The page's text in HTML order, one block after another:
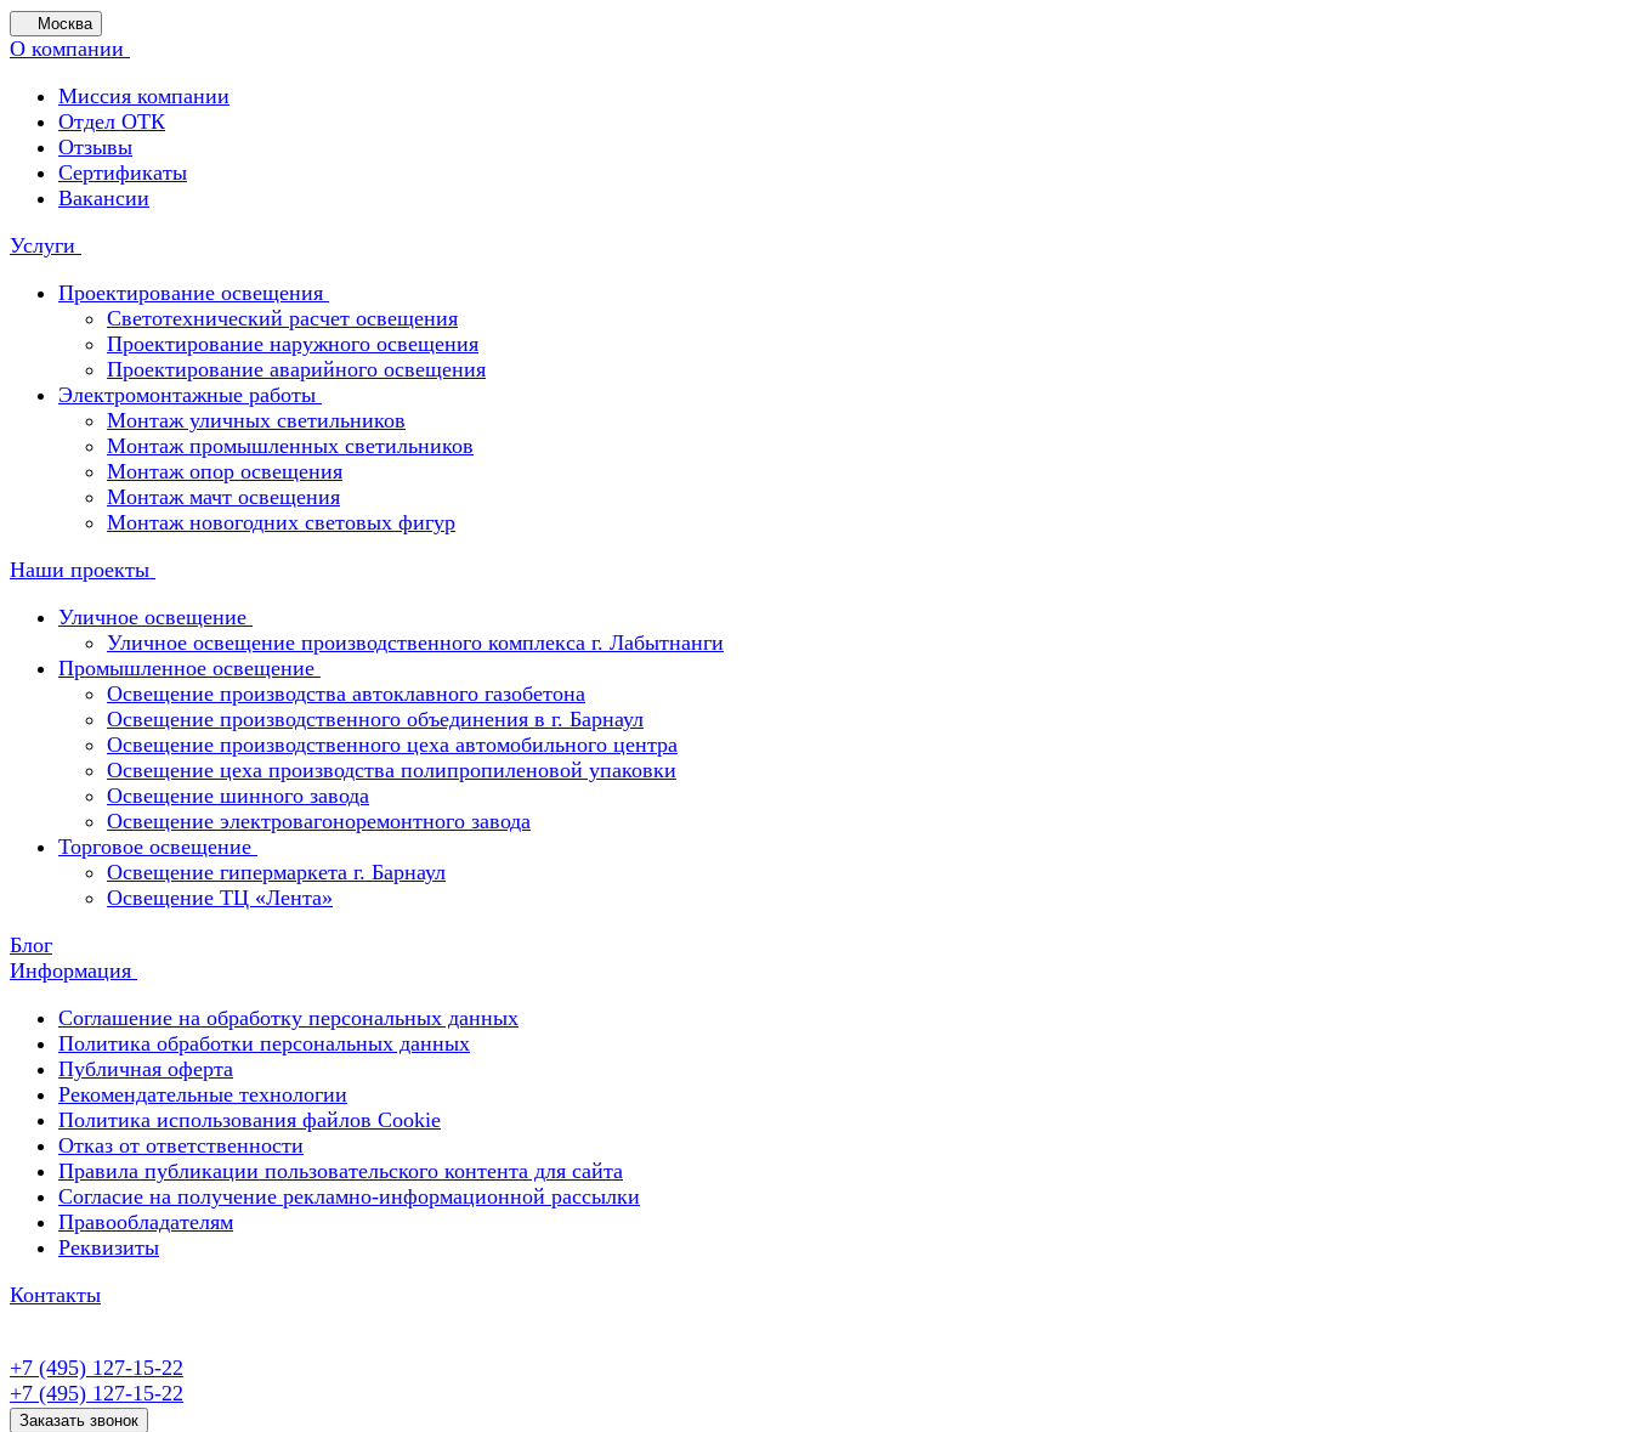
Москва
О компании
Миссия компании
Отдел ОТК
Отзывы
Сертификаты
Вакансии
Услуги
Проектирование освещения
Светотехнический расчет освещения
Проектирование наружного освещения
Проектирование аварийного освещения
Электромонтажные работы
Монтаж уличных светильников
Монтаж промышленных светильников
Монтаж опор освещения
Монтаж мачт освещения
Монтаж новогодних световых фигур
Наши проекты
Уличное освещение
Уличное освещение производственного комплекса г. Лабытнанги
Промышленное освещение
Освещение производства автоклавного газобетона
Освещение производственного объединения в г. Барнаул
Освещение производственного цеха автомобильного центра
Освещение цеха производства полипропиленовой упаковки
Освещение шинного завода
Освещение электровагоноремонтного завода
Торговое освещение
Освещение гипермаркета г. Барнаул
Освещение ТЦ «Лента»
Блог
Информация
Соглашение на обработку персональных данных
Политика обработки персональных данных
Публичная оферта
Рекомендательные технологии
Политика использования файлов Cookie
Отказ от ответственности
Правила публикации пользовательского контента для сайта
Согласие на получение рекламно-информационной рассылки
Правообладателям
Реквизиты
Контакты
+7 (495) 127-15-22
+7 (495) 127-15-22
Заказать звонок